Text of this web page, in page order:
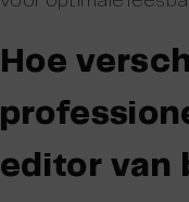
Hoe
editor van